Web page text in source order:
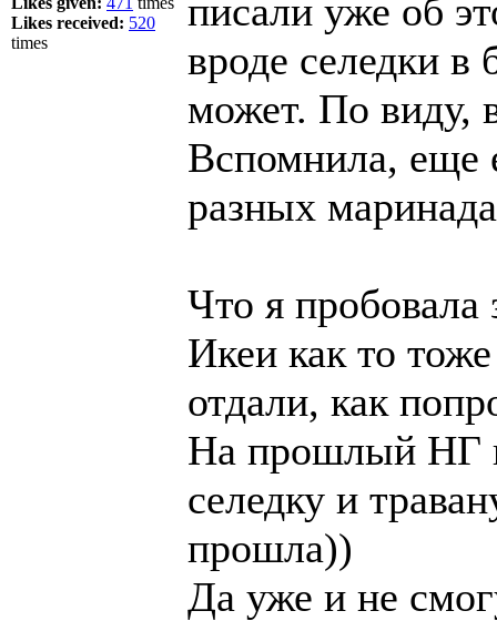
Likes received: 520
times
писали уже об
вроде селедки в
может. По виду,
Вспомнила, еще
разных
Что я пробовала
Икеи как то
отдали, как
На прошлый НГ
селедку и
прошла))
Да уже и не